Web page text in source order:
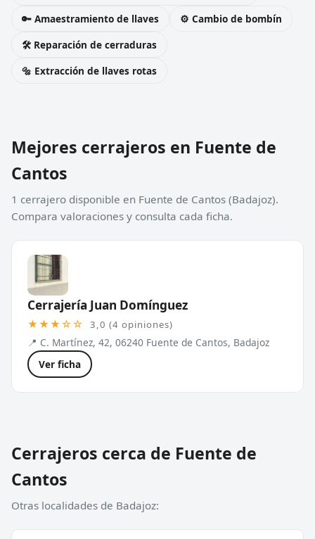
🔑 Amaestramiento de llaves
⚙️ Cambio de bombín
🛠️ Reparación de cerraduras
🔩 Extracción de llaves rotas
Mejores cerrajeros en Fuente de
Cantos
1 cerrajero disponible en Fuente de Cantos (Badajoz).
Compara valoraciones y consulta cada ficha.
Cerrajería Juan Domínguez
★★★☆☆ 3,0 (4 opiniones)
📍 C. Martínez, 42, 06240 Fuente de Cantos, Badajoz
Ver ficha
Cerrajeros cerca de Fuente de
Cantos
Otras localidades de Badajoz: